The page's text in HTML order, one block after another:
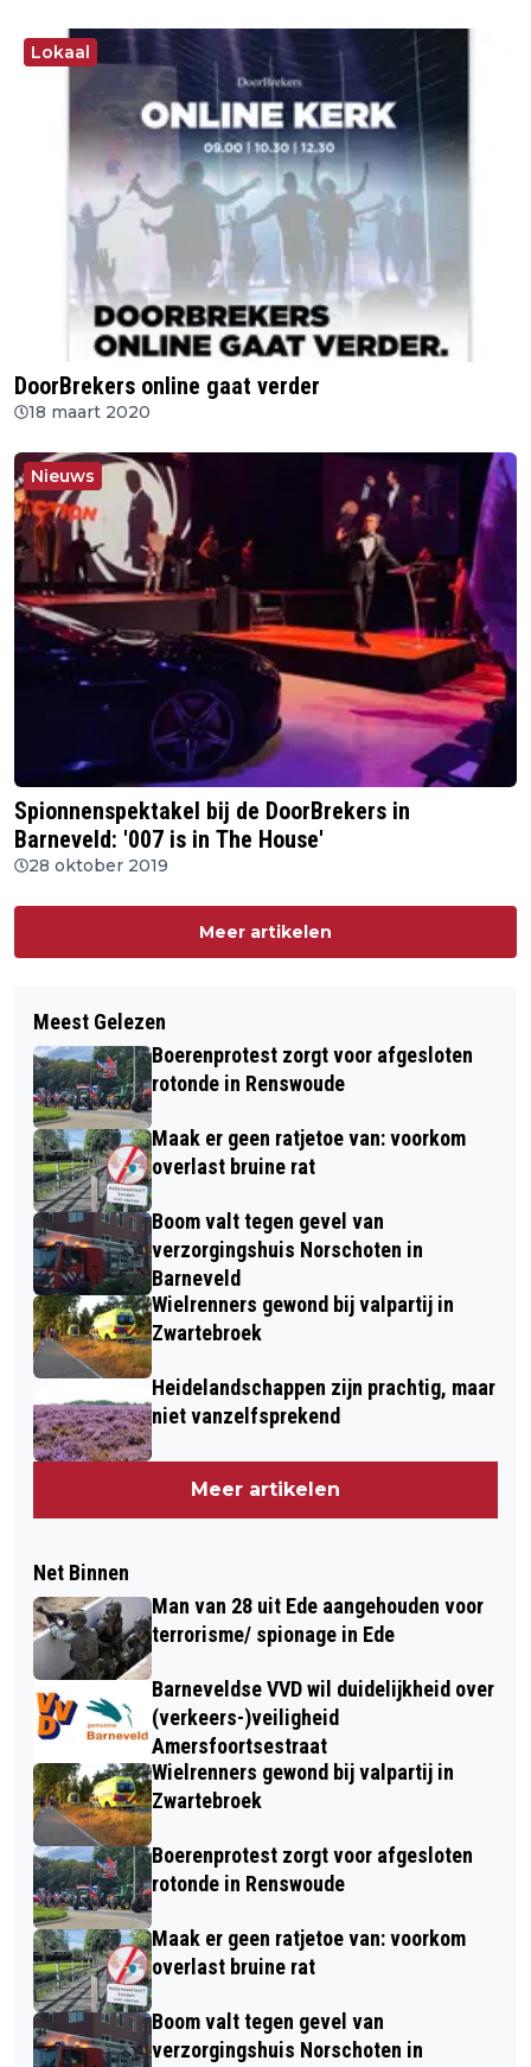
Lokaal
DoorBrekers online gaat verder
18 maart 2020
Nieuws
Spionnenspektakel bij de DoorBrekers in
Barneveld: '007 is in The House'
28 oktober 2019
Meer artikelen
Meest Gelezen
Boerenprotest zorgt voor afgesloten
rotonde in Renswoude
Maak er geen ratjetoe van: voorkom
overlast bruine rat
Boom valt tegen gevel van
verzorgingshuis Norschoten in
Barneveld
Wielrenners gewond bij valpartij in
Zwartebroek
Heidelandschappen zijn prachtig, maar
niet vanzelfsprekend
Meer artikelen
Net Binnen
Man van 28 uit Ede aangehouden voor
terrorisme/ spionage in Ede
Barneveldse VVD wil duidelijkheid over
(verkeers-)veiligheid
Amersfoortsestraat
Wielrenners gewond bij valpartij in
Zwartebroek
Boerenprotest zorgt voor afgesloten
rotonde in Renswoude
Maak er geen ratjetoe van: voorkom
overlast bruine rat
Boom valt tegen gevel van
verzorgingshuis Norschoten in